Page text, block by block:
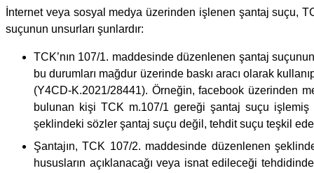
İnternet veya sosyal medya üzerinden işlenen şantaj suçu,
suçunun unsurları şunlardır:
TCK’nın 107/1. maddesinde düzenlenen şantaj
bu durumları mağdur üzerinde baskı aracı olarak
(Y4CD-K.2021/28441). Örneğin, facebook üzerinden
bulunan kişi TCK m.107/1 gereği şantaj suçu
şeklindeki sözler şantaj suçu değil, tehdit suçu teşkil
Şantajın, TCK 107/2. maddesinde düzenlenen
hususların açıklanacağı veya isnat edileceği